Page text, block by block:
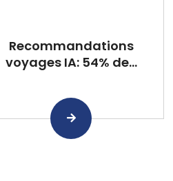
Recommandations
voyages IA: 54% de...